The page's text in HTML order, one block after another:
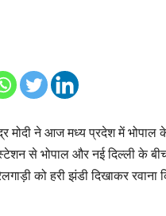
मोदी ने आज मध्य प्रदेश में भोपाल
से भोपाल और नई दिल्ली के
को हरी झंडी दिखाकर रवाना